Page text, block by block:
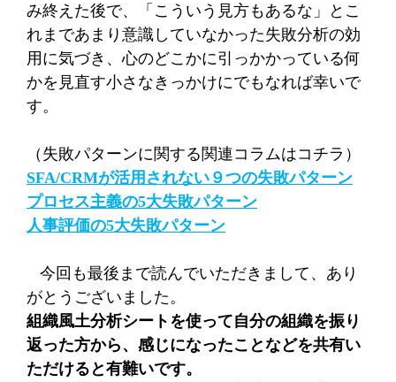
み終えた後で、「こういう見方もあるな」とこ
れまであまり意識していなかった失敗分析の効
用に気づき、心のどこかに引っかかっている何
かを見直す小さなきっかけにでもなれば幸いで
す。
（失敗パターンに関する関連コラムはコチラ）
SFA/CRMが活用されない９つの失敗パターン
プロセス主義の5大失敗パターン
人事評価の5大失敗パターン
今回も最後まで読んでいただきまして、あり
がとうございました。
組織風土分析シートを使って自分の組織を振り
返った方から、感じになったことなどを共有い
ただけると有難いです。